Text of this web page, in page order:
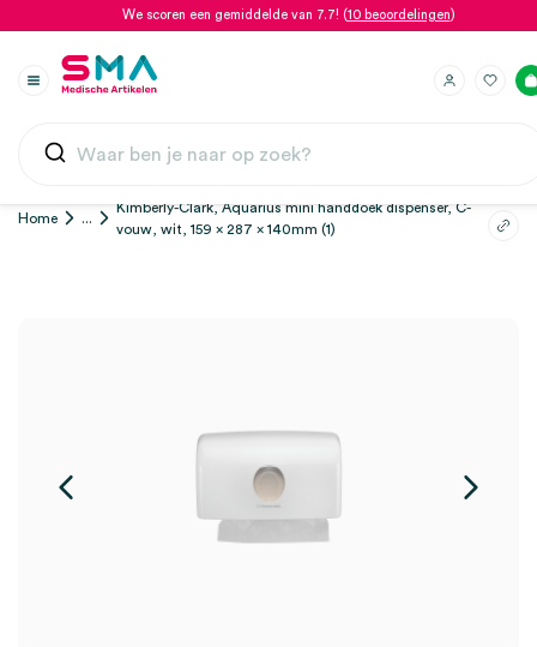
We scoren een gemiddelde van 7.7! (10 beoordelingen)
Home ...
Kimberly-Clark, Aquarius mini handdoek dispenser, C-
vouw, wit, 159 x 287 x 140mm (1)